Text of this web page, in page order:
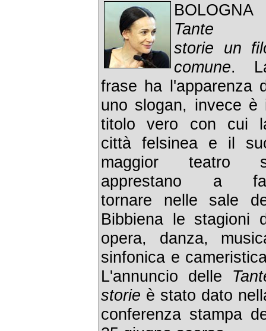
BOLOGNA
Tante
storie un
comune.
frase ha l'apparenza
uno slogan, invece è
titolo vero con cui
città felsinea e il
maggior teatro
apprestano a
tornare nelle sale
Bibbiena le stagioni
opera, danza,
sinfonica e
L'annuncio delle
storie è stato dato
conferenza stampa